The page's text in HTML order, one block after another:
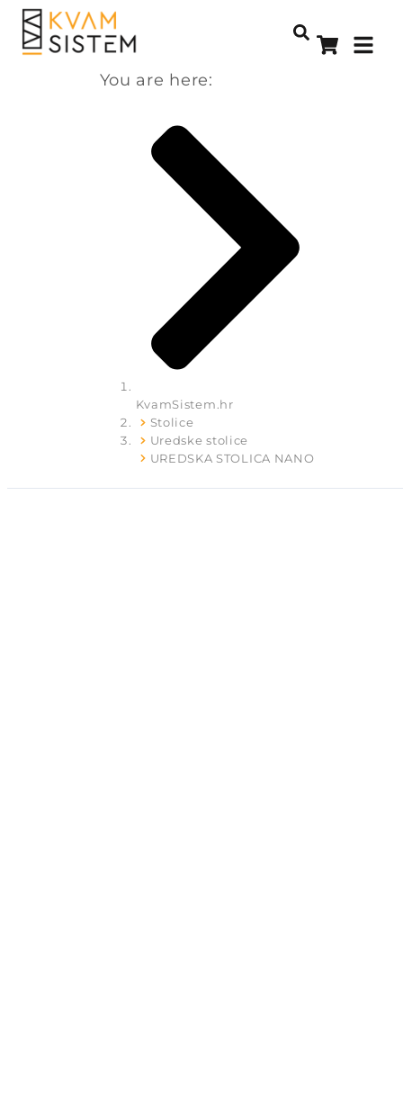
You are here:
KvamSistem.hr
Stolice
Uredske stolice
UREDSKA STOLICA NANO